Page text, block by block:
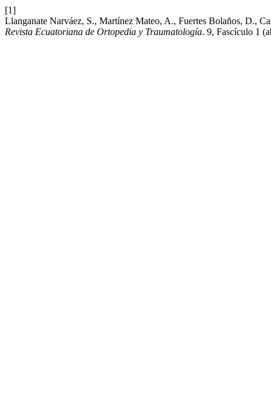
[1]
Llanganate Narváez, S., Martínez Mateo, A., Fuertes Bolaños, D.,
Revista Ecuatoriana de Ortopedia y Traumatología. 9, Fascículo 1